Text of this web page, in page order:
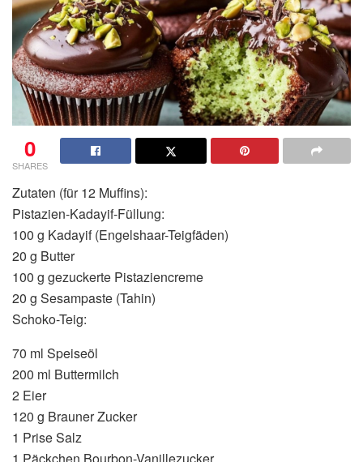
0
SHARES
Zutaten (für 12 Muffins):
Pistazien-Kadayif-Füllung:
100 g Kadayif (Engelshaar-Teigfäden)
20 g Butter
100 g gezuckerte Pistaziencreme
20 g Sesampaste (Tahin)
Schoko-Teig:
70 ml Speiseöl
200 ml Buttermilch
2 Eier
120 g Brauner Zucker
1 Prise Salz
1 Päckchen Bourbon-Vanillezucker